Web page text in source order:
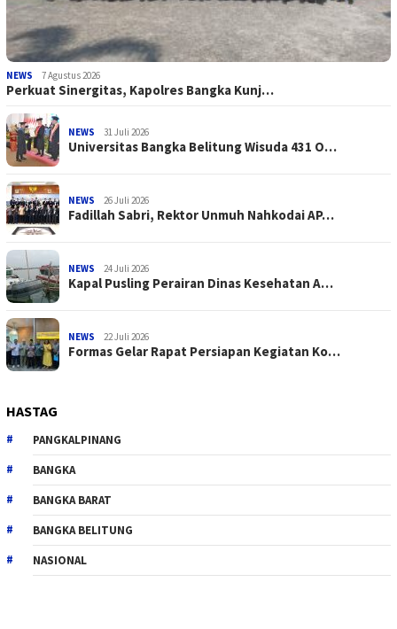
NEWS 7 Agustus 2026
Perkuat Sinergitas, Kapolres Bangka Kunj…
NEWS 31 Juli 2026
Universitas Bangka Belitung Wisuda 431 O…
NEWS 26 Juli 2026
Fadillah Sabri, Rektor Unmuh Nahkodai AP…
NEWS 24 Juli 2026
Kapal Pusling Perairan Dinas Kesehatan A…
NEWS 22 Juli 2026
Formas Gelar Rapat Persiapan Kegiatan Ko…
HASTAG
PANGKALPINANG
BANGKA
BANGKA BARAT
BANGKA BELITUNG
NASIONAL